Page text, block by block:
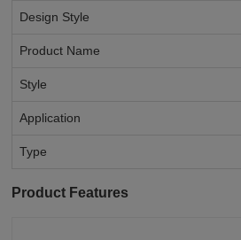
Design Style
Product Name
Style
Application
Type
Product Features